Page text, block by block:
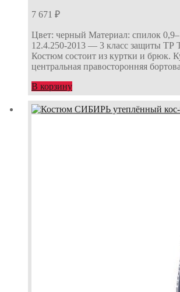
7 671 ₽
Цвет: черный Материал: спилок
12.4.250-2013 — 3 класс защиты ТР
Костюм состоит из куртки и брюк.
центральная правосторонняя
В корзину